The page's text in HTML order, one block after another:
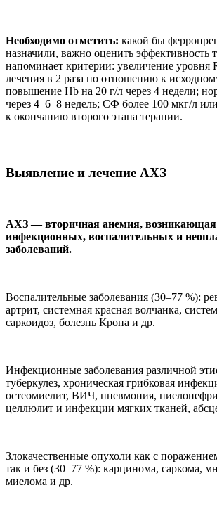
Необходимо отметить: какой бы
назначили, важно оценить эффективность
напоминает критерии: увеличение уровня
лечения в 2 раза по отношению к
повышение Hb на 20 г/л через 4 недели;
через 4–6–8 недель; СФ более 100 мкг/л
к окончанию второго этапа терапии.
Выявление и лечение АХЗ
АХЗ — вторичная анемия, возникающая
инфекционных, воспалительных и
заболеваний.
Воспалительные заболевания (30–77 %):
артрит, системная красная волчанка,
саркоидоз, болезнь Крона и др.
Инфекционные заболевания различной
туберкулез, хроническая грибковая
остеомиелит, ВИЧ, пневмония,
целлюлит и инфекции мягких тканей,
Злокачественные опухоли как с
так и без (30–77 %): карцинома, саркома,
миелома и др.